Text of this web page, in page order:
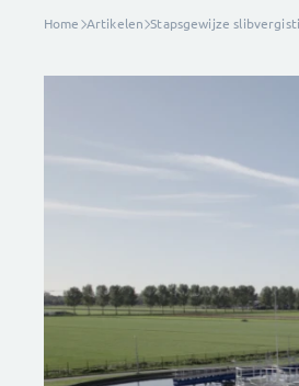
Home Artikelen Stapsgewijze